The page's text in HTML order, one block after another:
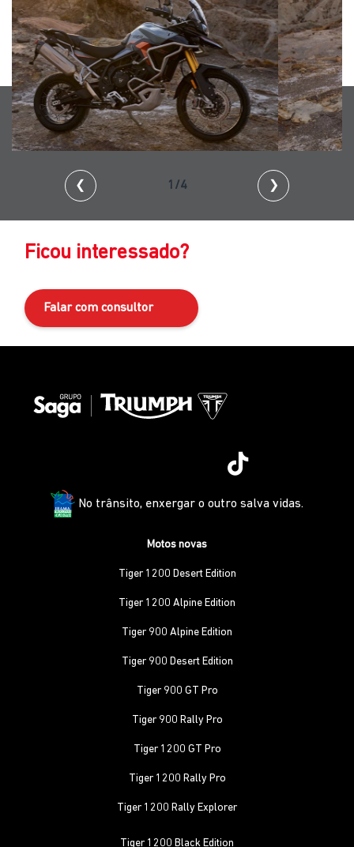
❮ 2/4 ❯
Ficou interessado?
Falar com consultor
No trânsito, enxergar o outro salva vidas.
Motos novas
Tiger 1200 Desert Edition
Tiger 1200 Alpine Edition
Tiger 900 Alpine Edition
Tiger 900 Desert Edition
Tiger 900 GT Pro
Tiger 900 Rally Pro
Tiger 1200 GT Pro
Tiger 1200 Rally Pro
Tiger 1200 Rally Explorer
Tiger 1200 Black Edition